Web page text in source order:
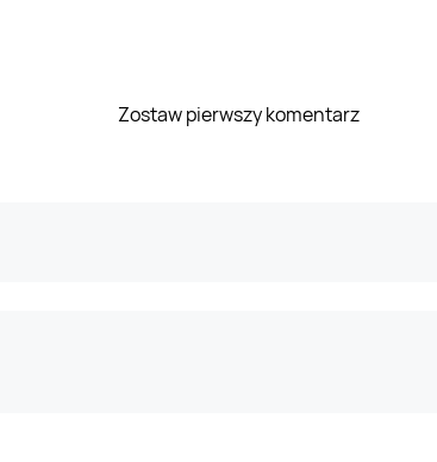
Zostaw pierwszy komentarz